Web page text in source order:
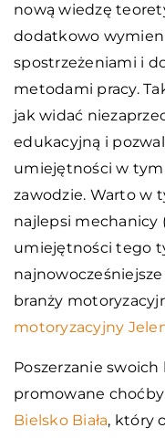
nową wiedzę
dodatkowo
spostrzeżeniami i
metodami pracy.
jak widać
edukacyjną i
umiejętności w
zawodzie. Warto w
najlepsi mechanicy
umiejętności tego
branży
motoryzacyjny
Poszerzanie
promowane
Bielsko Biała, który